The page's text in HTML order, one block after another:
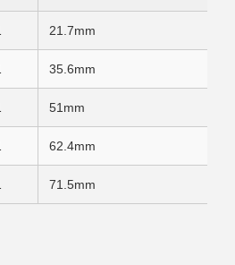
21.7mm
35.6mm
51mm
62.4mm
71.5mm